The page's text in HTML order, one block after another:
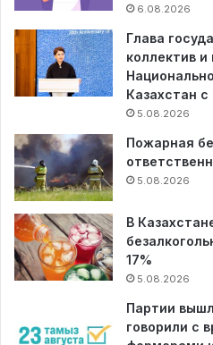
6.08.2026
Глава
коллектив и
Казахстан
5.08.2026
Пожарная
5.08.2026
В
17%
5.08.2026
Партии
говорили с